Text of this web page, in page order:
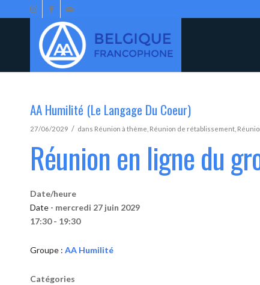
AA Humilité (Le Langage Du Coeur)
27/06/2029 / dans Réunion à thème Réunion de rétablissement
Réunion en ligne du
Date/heure
Date - mercredi 27 juin 2029
17:30 - 19:30
Groupe : AA Humilité
Catégories